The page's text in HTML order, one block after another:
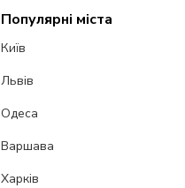
Популярні міста
Київ
Львів
Одеса
Варшава
Харків